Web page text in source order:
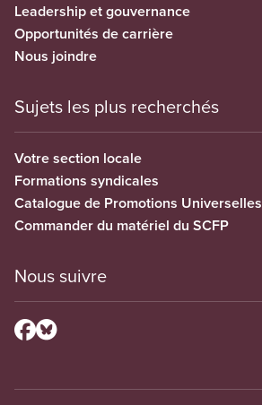
Leadership et gouvernance
Opportunités de carrière
Nous joindre
Sujets les plus recherchés
Votre section locale
Formations syndicales
Catalogue de Promotions Universelles
Commander du matériel du SCFP
Nous suivre